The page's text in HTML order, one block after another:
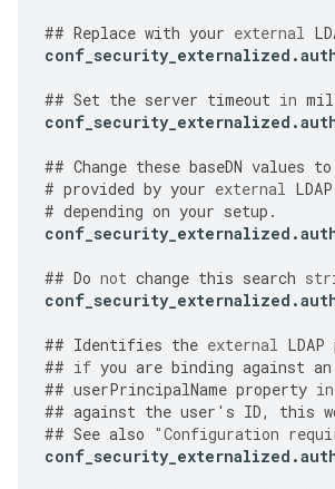
## Replace with your external
conf_security_externalized .
## Set the server timeout in
conf_security_externalized .
## Change these baseDN values to
# provided by your external LDAP
# depending on your setup .
conf_security_externalized .
## Do not change this search
conf_security_externalized .
## Identifies the external LDAP
## if you are binding against an
## userPrincipalName property in
## against the user ' s ID, this
## See also "Configuration
conf_security_externalized .